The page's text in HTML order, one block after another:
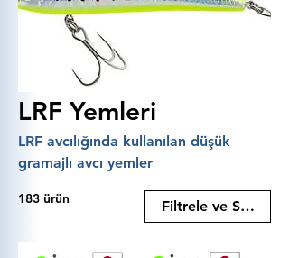
LRF Yemleri
LRF avcılığında kullanılan düşük
gramajlı avcı yemler
183 ürün Filtrele ve Sırala